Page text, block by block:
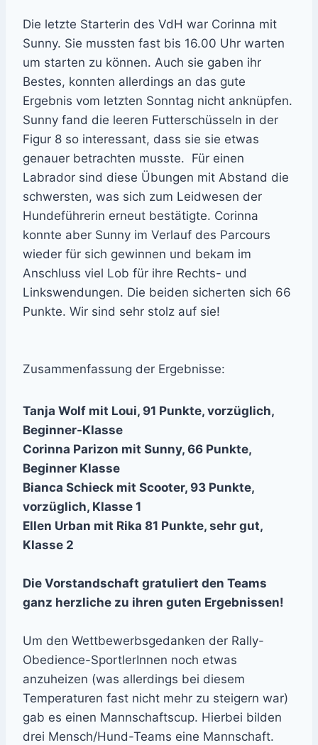
Die letzte Starterin des VdH war Corinna mit
Sunny. Sie mussten fast bis 16.00 Uhr warten
um starten zu können. Auch sie gaben ihr
Bestes, konnten allerdings an das gute
Ergebnis vom letzten Sonntag nicht anknüpfen.
Sunny fand die leeren Futterschüsseln in der
Figur 8 so interessant, dass sie sie etwas
genauer betrachten musste. Für einen
Labrador sind diese Übungen mit Abstand die
schwersten, was sich zum Leidwesen der
Hundeführerin erneut bestätigte. Corinna
konnte aber Sunny im Verlauf des Parcours
wieder für sich gewinnen und bekam im
Anschluss viel Lob für ihre Rechts- und
Linkswendungen. Die beiden sicherten sich 66
Punkte. Wir sind sehr stolz auf sie!
Zusammenfassung der Ergebnisse:
Tanja Wolf mit Loui, 91 Punkte, vorzüglich,
Beginner-Klasse
Corinna Parizon mit Sunny, 66 Punkte,
Beginner Klasse
Bianca Schieck mit Scooter, 93 Punkte,
vorzüglich, Klasse 1
Ellen Urban mit Rika 81 Punkte, sehr gut,
Klasse 2
Die Vorstandschaft gratuliert den Teams
ganz herzliche zu ihren guten Ergebnissen!
Um den Wettbewerbsgedanken der Rally-
Obedience-SportlerInnen noch etwas
anzuheizen (was allerdings bei diesem
Temperaturen fast nicht mehr zu steigern war)
gab es einen Mannschaftscup. Hierbei bilden
drei Mensch/Hund-Teams eine Mannschaft.